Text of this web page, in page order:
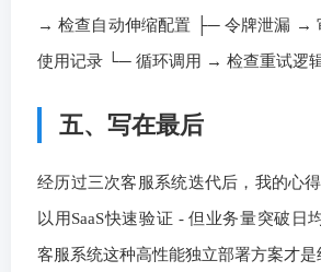
→ 检查自动伸缩配置 ├─ 令牌泄漏 →
使用记录 └─ 循环调用 → 检查重试逻
五、写在最后
经历过三次客服系统迭代后，我的心
以用SaaS快速验证 - 但业务量突破日
客服系统这种高性能独立部署方案才是